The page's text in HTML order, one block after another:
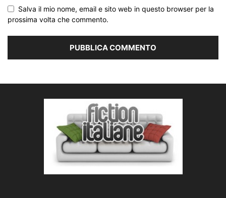
Salva il mio nome, email e sito web in questo browser per la
prossima volta che commento.